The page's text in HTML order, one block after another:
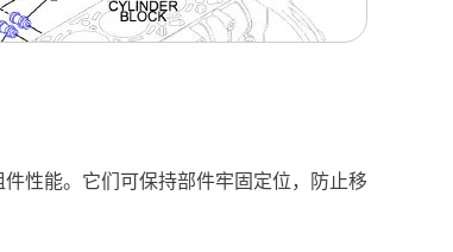
性能。它们可保持部件牢固定位，防止移